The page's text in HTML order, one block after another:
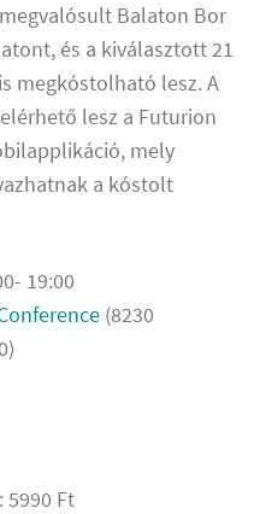
Balaton Bor
és a kiválasztott 21
megkóstolható lesz. A
lesz a Futurion
mely
a kóstolt
19:00
(8230
5990 Ft